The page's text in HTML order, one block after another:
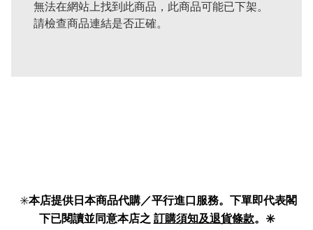
無法在網站上找到此商品，此商品可能已下架。
請檢查商品連結是否正確。
✳️本店提供日本商品代購／平行進口服務。下單即代表閣
下已閱讀並同意本店之 訂購須知及退貨條款。✳️